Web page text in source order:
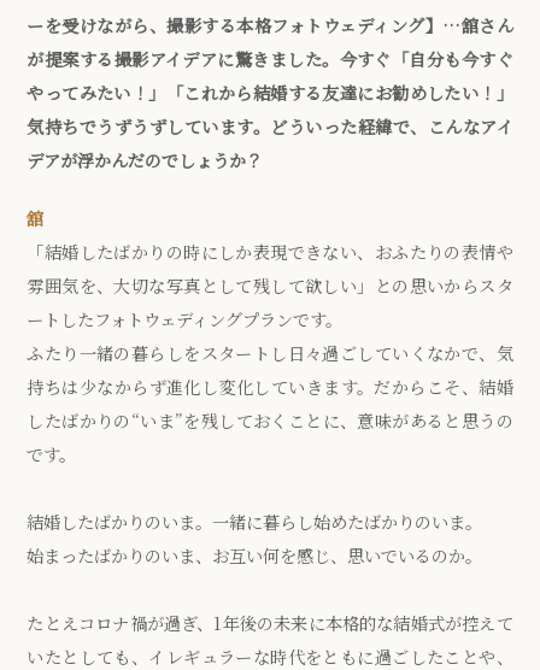
ーを受けながら、撮影する本格フォトウェディング】…舘さん
が提案する撮影アイデアに驚きました。今すぐ「自分も今すぐ
やってみたい！」「これから結婚する友達にお勧めしたい！」
気持ちでうずうずしています。どういった経緯で、こんなアイ
デアが浮かんだのでしょうか？
舘
「結婚したばかりの時にしか表現できない、おふたりの表情や
雰囲気を、大切な写真として残して欲しい」との思いからスタ
ートしたフォトウェディングプランです。
ふたり一緒の暮らしをスタートし日々過ごしていくなかで、気
持ちは少なからず進化し変化していきます。だからこそ、結婚
したばかりの“いま”を残しておくことに、意味があると思うの
です。
結婚したばかりのいま。一緒に暮らし始めたばかりのいま。
始まったばかりのいま、お互い何を感じ、思いでいるのか。
たとえコロナ禍が過ぎ、1年後の未来に本格的な結婚式が控えて
いたとしても、イレギュラーな時代をともに過ごしたことや、